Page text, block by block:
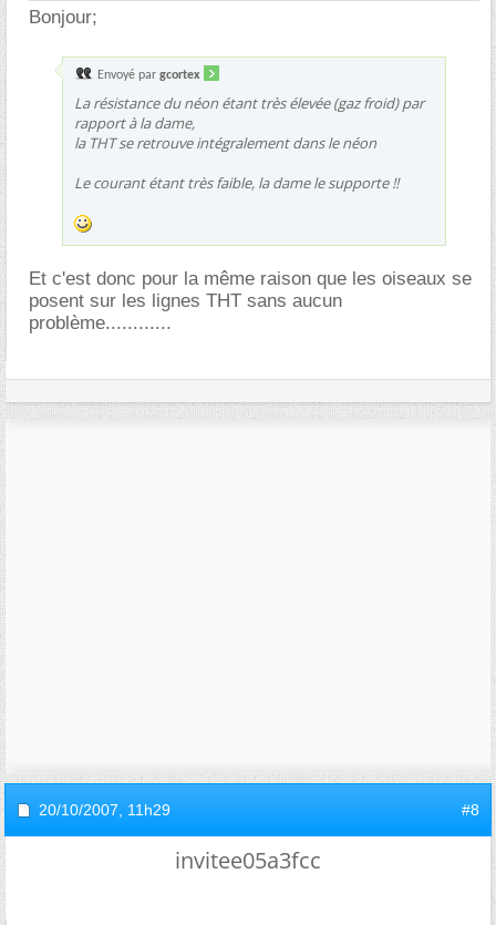
Bonjour;
Envoyé par gcortex
La résistance du néon étant très élevée (gaz froid) par
rapport à la dame,
la THT se retrouve intégralement dans le néon
Le courant étant très faible, la dame le supporte !!
Et c'est donc pour la même raison que les oiseaux se
posent sur les lignes THT sans aucun
problème............
20/10/2007, 11h29 #8
invitee05a3fcc